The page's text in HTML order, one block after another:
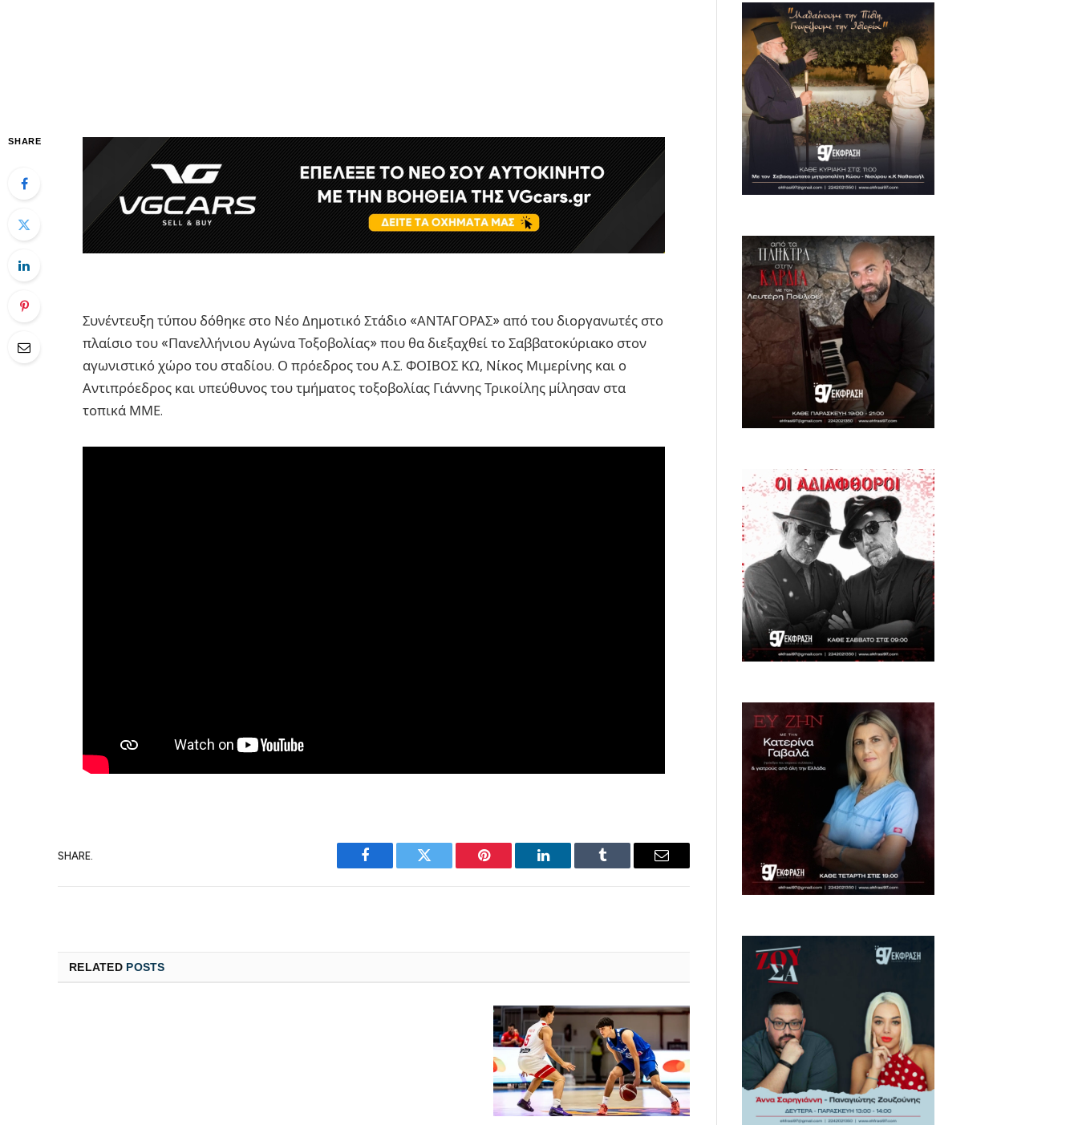
SHARE
Συνέντευξη τύπου δόθηκε στο Νέο Δημοτικό Στάδιο «ΑΝΤΑΓΟΡΑΣ» από του διοργανωτές στο
πλαίσιο του «Πανελλήνιου Αγώνα Τοξοβολίας» που θα διεξαχθεί το Σαββατοκύριακο στον
αγωνιστικό χώρο του σταδίου. Ο πρόεδρος του Α.Σ. ΦΟΙΒΟΣ ΚΩ, Νίκος Μιμερίνης και ο
Αντιπρόεδρος και υπεύθυνος του τμήματος τοξοβολίας Γιάννης Τρικοίλης μίλησαν στα
τοπικά ΜΜΕ.
SHARE.
Facebook Twitter Pinterest LinkedIn Tumblr Email
RELATED POSTS